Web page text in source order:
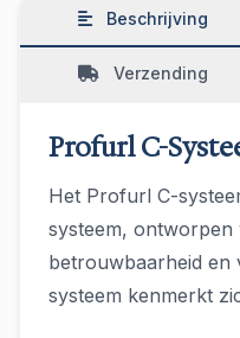
Beschrijving
Verzending
Profurl C-
Het Profurl C-
systeem, ontworpen
betrouwbaarheid en
systeem kenmerkt